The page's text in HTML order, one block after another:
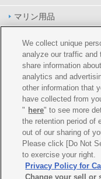
マリン用品
PAS/YPJ用品
その他用品
イベント&エンターテ
オンラインショップ
企業情報
ご利用規約 推薦環境 プ
We collect unique
analyze our traffic and
share information
analytics and
other information that
have collected from
" here" to see more
the retention period of
out of our sharing of
Please click [Do Not
to exercise your right.
Privacy Policy for
Change your sell or